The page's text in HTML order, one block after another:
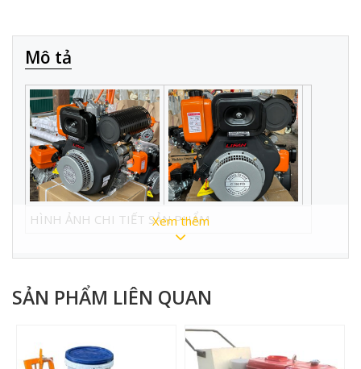
Mô tả
HÌNH ẢNH CHI TIẾT SẢN PHẨM
THÔNG SỐ KỸ THUẬT :
Công xuất
13HP
Xem thêm
SẢN PHẨM LIÊN QUAN